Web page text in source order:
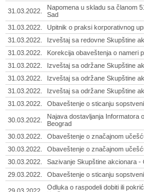
31.03.2022.
Napomena u skladu sa članom
Sad
31.03.2022.
Upitnik o praksi korporativnog
31.03.2022.
Izveštaj sa redovne Skupštine
31.03.2022.
Korekcija obaveštenja o nameri
31.03.2022.
Izveštaj sa održane Skupštine
31.03.2022.
Izveštaj sa održane Skupštine
31.03.2022.
Izveštaj sa održane Skupštine
31.03.2022.
Obaveštenje o sticanju
30.03.2022.
Najava dostavljanja Informatora
Beograd
30.03.2022.
Obaveštenje o značajnom
30.03.2022.
Obaveštenje o značajnom
30.03.2022.
Sazivanje Skupštine akcionara -
29.03.2022.
Obaveštenje o sticanju
Odluka o raspodeli dobiti ili